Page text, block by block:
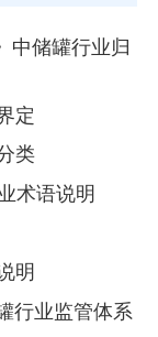
中储罐行业归
定
类
术语说明
明
行业监管体系